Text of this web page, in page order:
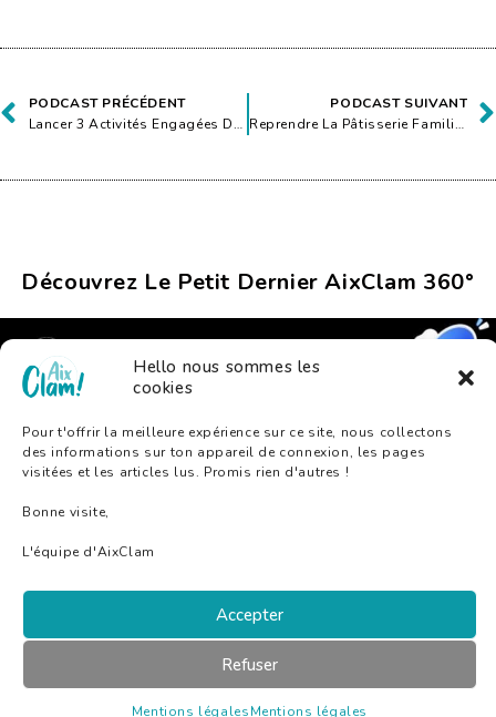
Hello nous sommes les
cookies
Pour t'offrir la meilleure expérience sur ce site, nous collectons
des informations sur ton appareil de connexion, les pages
visitées et les articles lus. Promis rien d'autres !
Bonne visite,
L'équipe d'AixClam
Accepter
Refuser
Mentions légalesMentions légales
PODCAST PRÉCÉDENT
Lancer 3 Activités Engagées Dans Une Seule Boutique Aixoise
PODCAST SUIVANT
Reprendre La Pâtisserie Familiale, Icône Du Paysage Aixois
Découvrez Le Petit Dernier AixClam 360°
A Propos D’AixClam